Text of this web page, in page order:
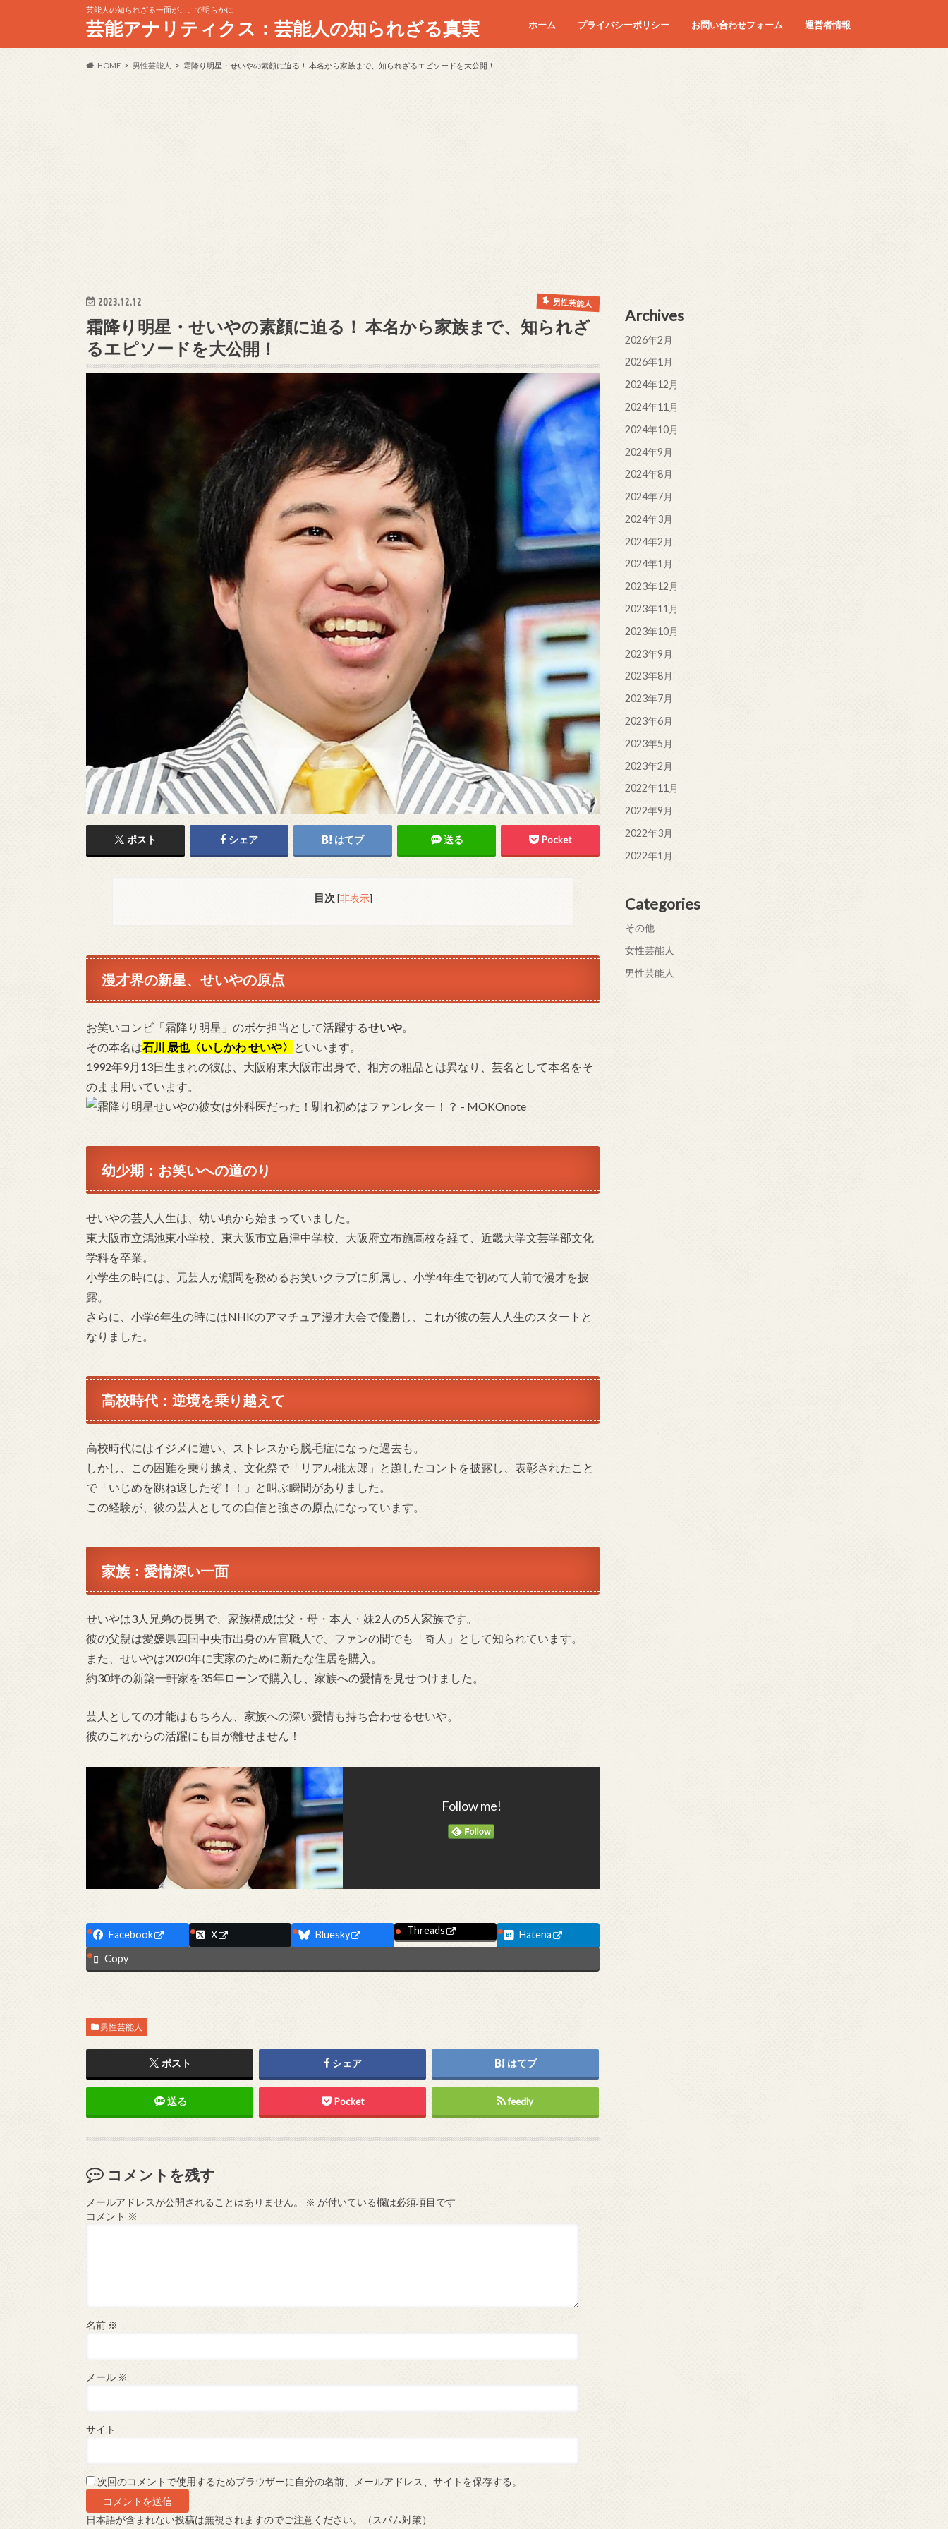
芸能人の知られざる一面がここで明らかに
芸能アナリティクス：芸能人の知られざる真実 ホーム プライバシーポリシー お問い合わせフォーム 運営者情報
HOME 男性芸能人 霜降り明星・せいやの素顔に迫る！ 本名から家族まで、知られざるエピソードを大公開！
2023.12.12 男性芸能人
霜降り明星・せいやの素顔に迫る！ 本名から家族まで、知られざ
るエピソードを大公開！
ポスト シェア はてブ 送る Pocket
目次 [非表示]
​​漫才界の新星、せいやの原点
お笑いコンビ「霜降り明星」のボケ担当として活躍するせいや。
その本名は​​石川 晟也〈いしかわ せいや〉 といいます。
1992年9月13日生まれの彼は、大阪府東大阪市出身で、相方の粗品とは異なり、芸名として本名をそ
のまま用いています​​​​。
幼少期：お笑いへの道のり
せいやの芸人人生は、幼い頃から始まっていました。
東大阪市立鴻池東小学校、東大阪市立盾津中学校、大阪府立布施高校を経て、近畿大学文芸学部文化
学科を卒業。
小学生の時には、元芸人が顧問を務めるお笑いクラブに所属し、小学4年生で初めて人前で漫才を披
露。
さらに、小学6年生の時にはNHKのアマチュア漫才大会で優勝し、これが彼の芸人人生のスタートと
なりました​​​​。
高校時代：逆境を乗り越えて
高校時代にはイジメに遭い、ストレスから脱毛症になった過去も。
しかし、この困難を乗り越え、文化祭で「リアル桃太郎」と題したコントを披露し、表彰されたこと
で「いじめを跳ね返したぞ！！」と叫ぶ瞬間がありました。
この経験が、彼の芸人としての自信と強さの原点になっています​​。
家族：愛情深い一面
せいやは3人兄弟の長男で、家族構成は父・母・本人・妹2人の5人家族です。
彼の父親は愛媛県四国中央市出身の左官職人で、ファンの間でも「奇人」として知られています。
また、せいやは2020年に実家のために新たな住居を購入。
約30坪の新築一軒家を35年ローンで購入し、家族への愛情を見せつけました​​​​​​。
芸人としての才能はもちろん、家族への深い愛情も持ち合わせるせいや。
彼のこれからの活躍にも目が離せません！
Follow me!
Facebook X Bluesky Threads
Hatena
Copy
男性芸能人
ポスト シェア はてブ
送る Pocket feedly
コメントを残す
メールアドレスが公開されることはありません。 ※ が付いている欄は必須項目です
コメント ※
名前 ※
メール ※
サイト
次回のコメントで使用するためブラウザーに自分の名前、メールアドレス、サイトを保存する。
日本語が含まれない投稿は無視されますのでご注意ください。（スパム対策）
Archives
2026年2月
2026年1月
2024年12月
2024年11月
2024年10月
2024年9月
2024年8月
2024年7月
2024年3月
2024年2月
2024年1月
2023年12月
2023年11月
2023年10月
2023年9月
2023年8月
2023年7月
2023年6月
2023年5月
2023年2月
2022年11月
2022年9月
2022年3月
2022年1月
Categories
その他
女性芸能人
男性芸能人